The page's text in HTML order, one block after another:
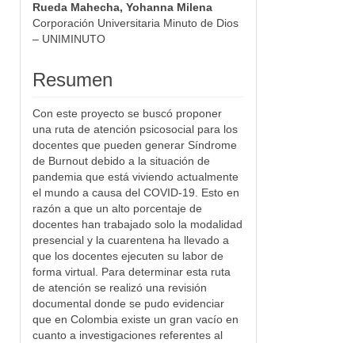
Rueda Mahecha, Yohanna Milena
Corporación Universitaria Minuto de Dios
– UNIMINUTO
Resumen
Con este proyecto se buscó proponer
una ruta de atención psicosocial para los
docentes que pueden generar Síndrome
de Burnout debido a la situación de
pandemia que está viviendo actualmente
el mundo a causa del COVID-19. Esto en
razón a que un alto porcentaje de
docentes han trabajado solo la modalidad
presencial y la cuarentena ha llevado a
que los docentes ejecuten su labor de
forma virtual. Para determinar esta ruta
de atención se realizó una revisión
documental donde se pudo evidenciar
que en Colombia existe un gran vacío en
cuanto a investigaciones referentes al